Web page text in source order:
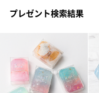
プレゼント検索結果